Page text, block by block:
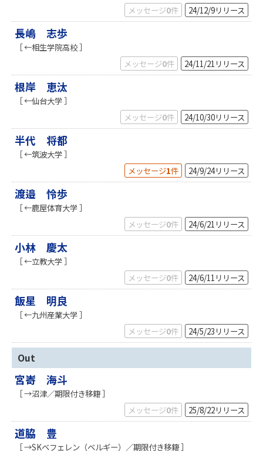
メッセージ0件 24/12/9リリース
長嶋 志歩
［ ←相生学院高校 ］
メッセージ0件 24/11/21 リリース
根岸 恵汰
［ ←仙台大学 ］
メッセージ0件 24/10/30リリース
半代 将都
［ ←筑波大学 ］
メッセージ1件 24/9/24リリース
渡邉 怜歩
［ ←鹿屋体育大学 ］
メッセージ0件 24/6/21 リリース
小林 慶太
［ ←立教大学 ］
メッセージ0件 24/6/11 リリース
飯星 明良
［ ←九州産業大学 ］
メッセージ0件 24/5/23 リリース
Out
宮㟢 海斗
［ →沼津／期限付き移籍 ］
メッセージ0件 25/8/22リリース
道脇 豊
［ →SKベフェレン（ベルギー）／期限付き移籍 ］